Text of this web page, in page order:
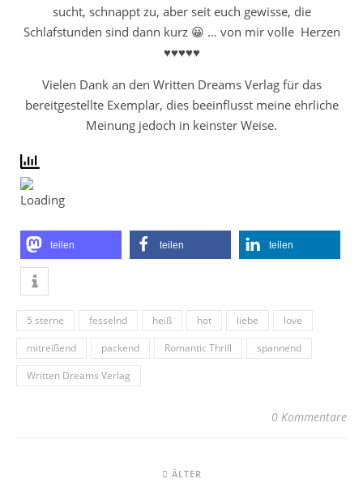
sucht, schnappt zu, aber seit euch gewisse, die
Schlafstunden sind dann kurz 😀 … von mir volle Herzen
♥♥♥♥♥
Vielen Dank an den Written Dreams Verlag für das
bereitgestellte Exemplar, dies beeinflusst meine ehrliche
Meinung jedoch in keinster Weise.
teilen teilen teilen
5 sterne fesselnd heiß hot liebe
love
mitreißend
packend Romantic Thrill
spannend
Written Dreams Verlag
0 Kommentare
ÄLTER